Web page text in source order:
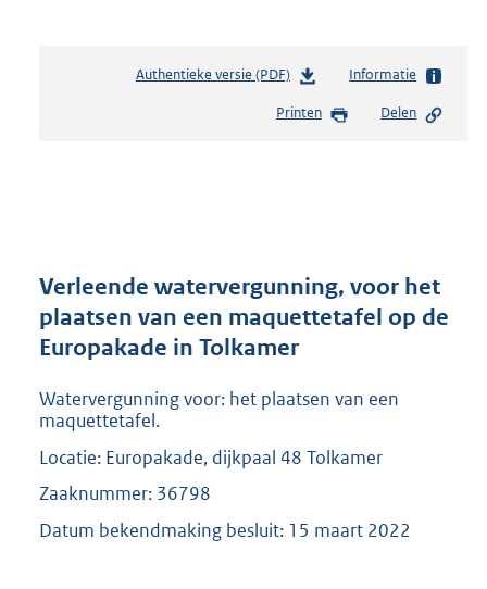
Authentieke versie (PDF)b
s
r
o
t
e
0
b
Informatie
Printen Delen
Verleende watervergunning, voor het
plaatsen van een maquettetafel op de
Europakade in Tolkamer
Watervergunning voor: het plaatsen van een
maquettetafel.
Locatie: Europakade, dijkpaal 48 Tolkamer
Zaaknummer: 36798
Datum bekendmaking besluit: 15 maart 2022